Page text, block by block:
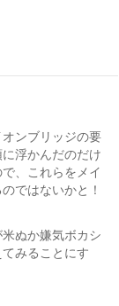
ンブリッジの要
浮かんだのだけ
、これらをメイ
ではないかと！
ぬか嫌気ボカシ
みることにす